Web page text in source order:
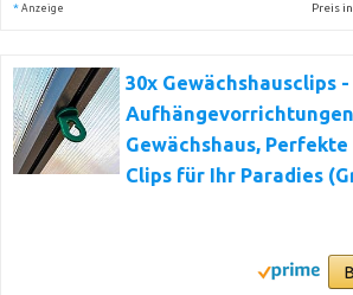
* Anzeige Preis
30x Gewächshausclips
Gewächshaus,
Clips für Ihr Paradies